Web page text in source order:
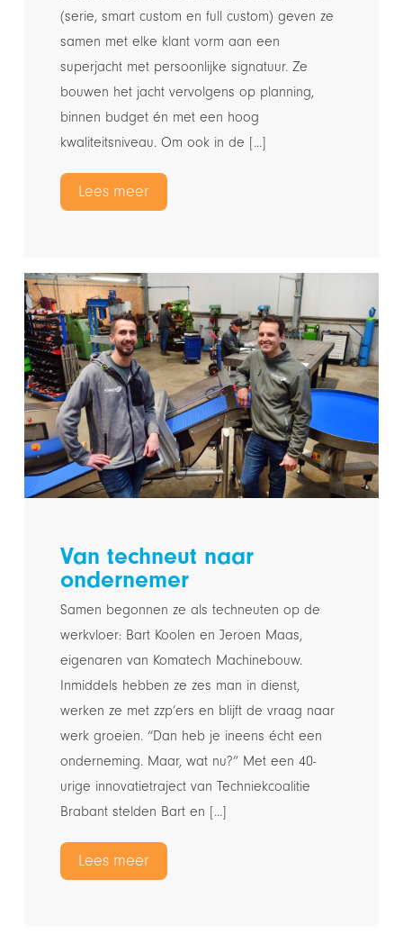
(serie, smart custom en full custom) geven ze
samen met elke klant vorm aan een
superjacht met persoonlijke signatuur. Ze
bouwen het jacht vervolgens op planning,
binnen budget én met een hoog
kwaliteitsniveau. Om ook in de [...]
Lees meer
Van techneut naar
ondernemer
Samen begonnen ze als techneuten op de
werkvloer: Bart Koolen en Jeroen Maas,
eigenaren van Komatech Machinebouw.
Inmiddels hebben ze zes man in dienst,
werken ze met zzp’ers en blijft de vraag naar
werk groeien. “Dan heb je ineens écht een
onderneming. Maar, wat nu?” Met een 40-
urige innovatietraject van Techniekcoalitie
Brabant stelden Bart en [...]
Lees meer